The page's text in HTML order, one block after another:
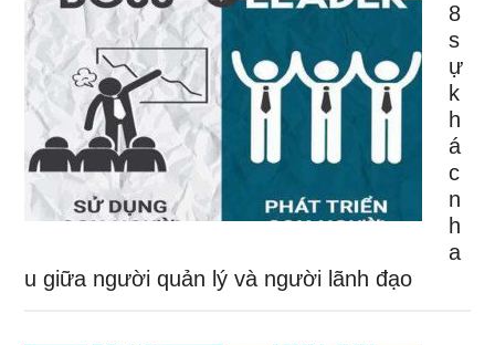
8
s
ự
k
h
á
c
n
h
a
u giữa người quản lý và người lãnh đạo